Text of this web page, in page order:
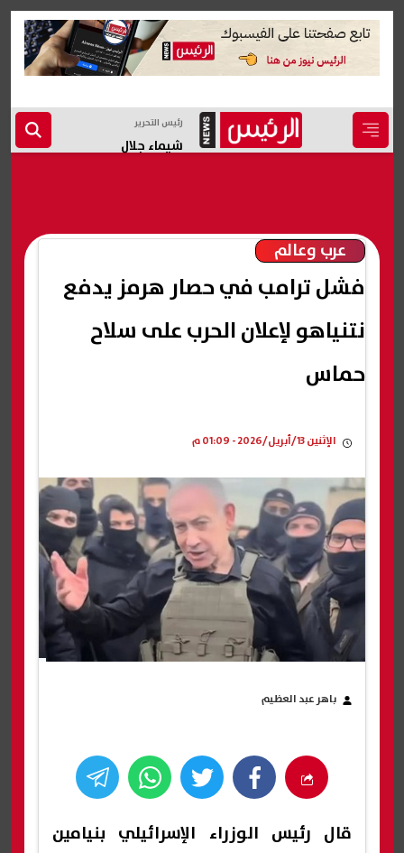
رئيس التحرير
شيماء جلال
عرب وعالم
فشل ترامب في حصار هرمز يدفع
نتنياهو لإعلان الحرب على سلاح
حماس
الإثنين 13/أبريل/2026 - 01:09 م
باهر عبد العظيم
قال رئيس الوزراء الإسرائيلي بنيامين